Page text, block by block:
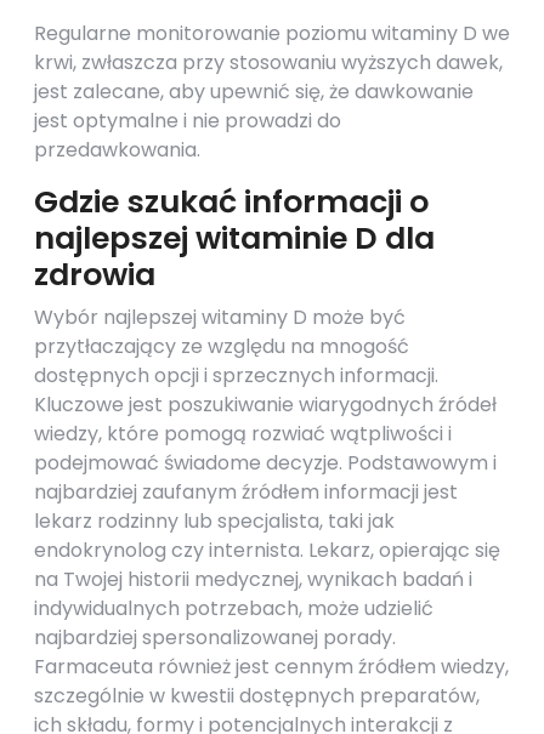
Regularne monitorowanie poziomu witaminy D we
krwi, zwłaszcza przy stosowaniu wyższych dawek,
jest zalecane, aby upewnić się, że dawkowanie
jest optymalne i nie prowadzi do
przedawkowania.
Gdzie szukać informacji o
najlepszej witaminie D dla
zdrowia
Wybór najlepszej witaminy D może być
przytłaczający ze względu na mnogość
dostępnych opcji i sprzecznych informacji.
Kluczowe jest poszukiwanie wiarygodnych źródeł
wiedzy, które pomogą rozwiać wątpliwości i
podejmować świadome decyzje. Podstawowym i
najbardziej zaufanym źródłem informacji jest
lekarz rodzinny lub specjalista, taki jak
endokrynolog czy internista. Lekarz, opierając się
na Twojej historii medycznej, wynikach badań i
indywidualnych potrzebach, może udzielić
najbardziej spersonalizowanej porady.
Farmaceuta również jest cennym źródłem wiedzy,
szczególnie w kwestii dostępnych preparatów,
ich składu, formy i potencjalnych interakcji z